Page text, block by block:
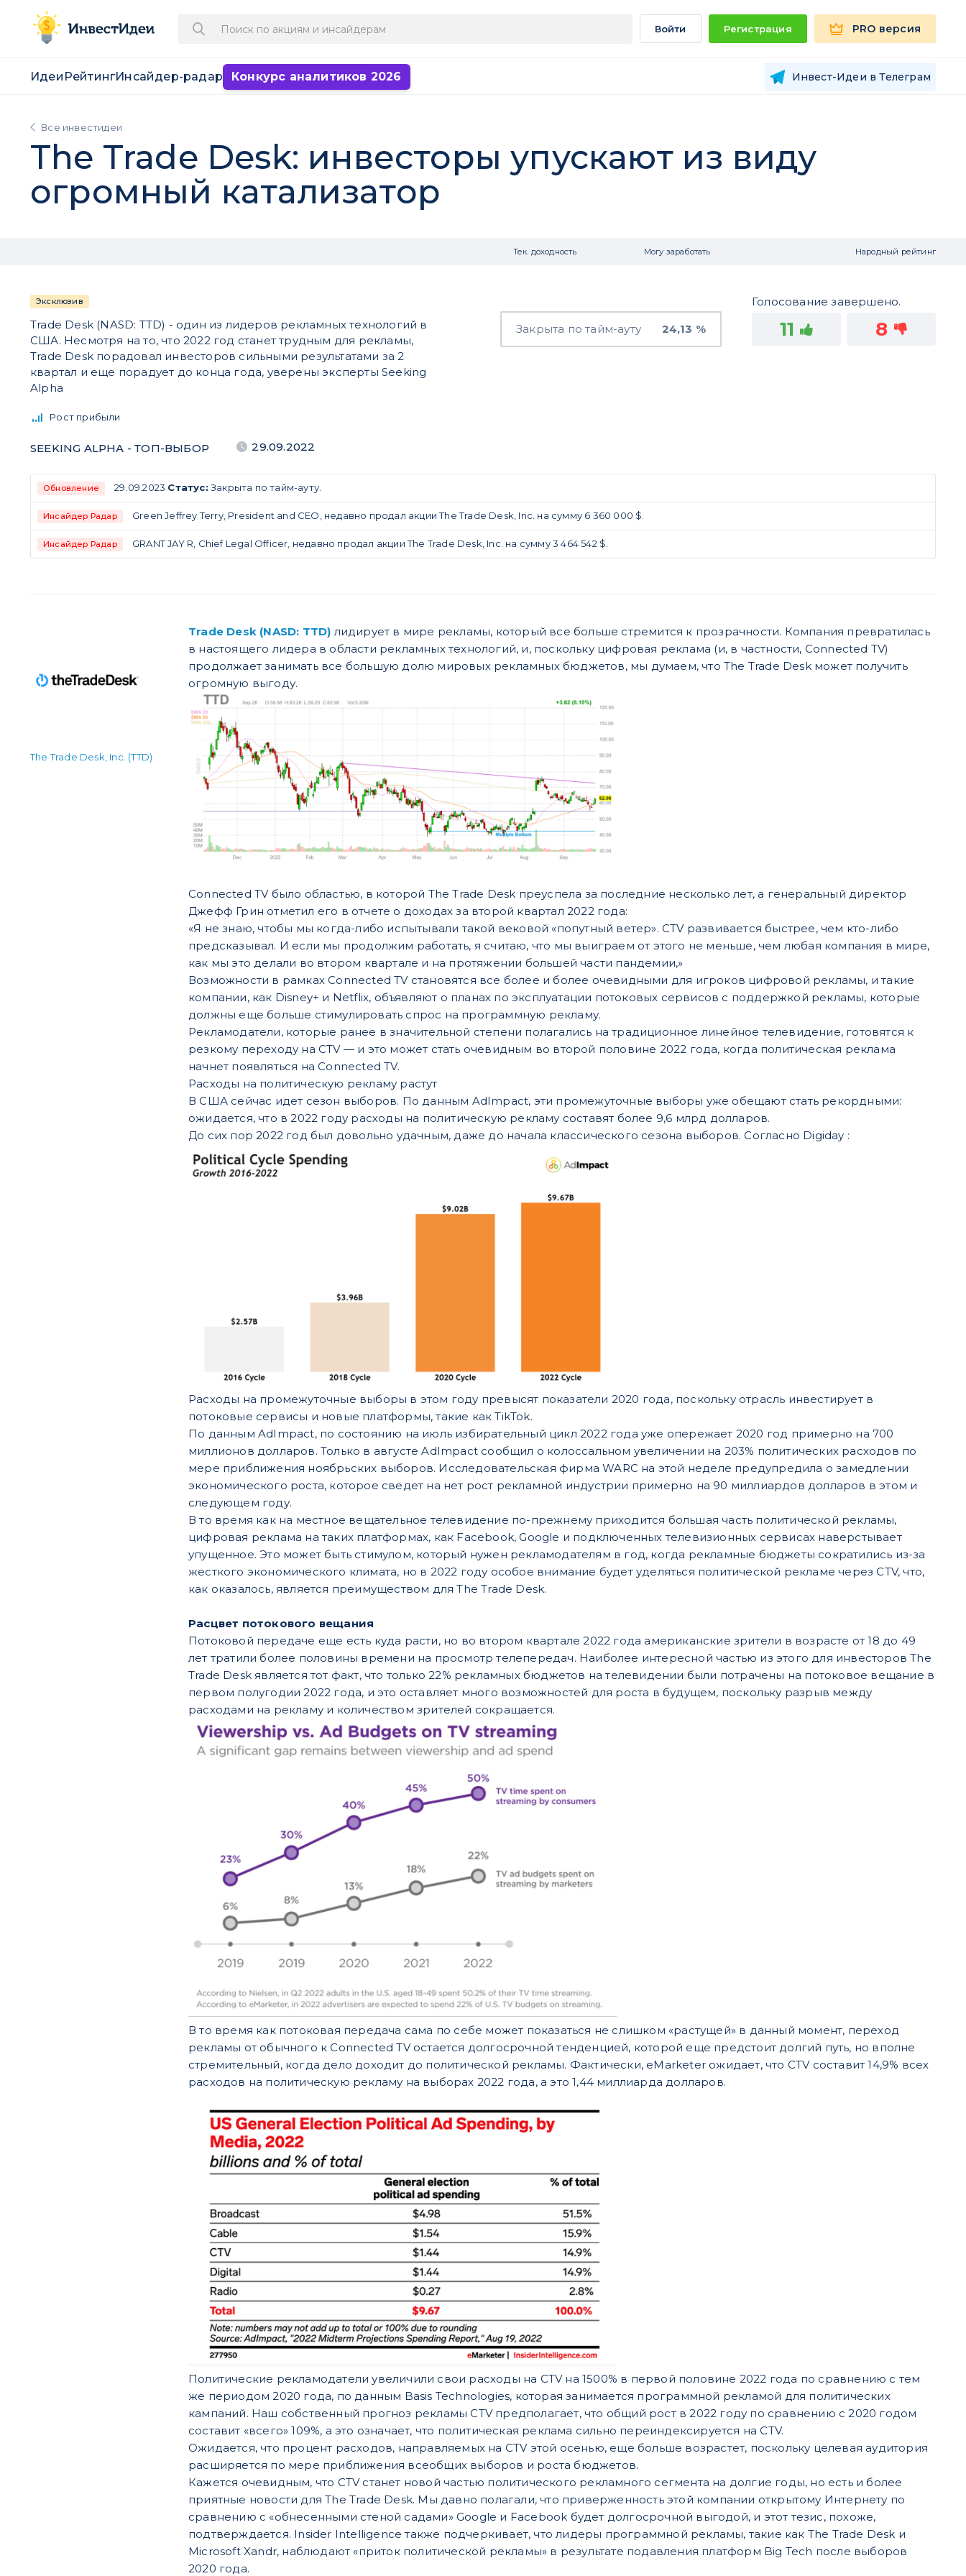
Войти Регистрация PRO версия
Идеи РейтингИнсайдер-радар Конкурс аналитиков 2026 Инвест-Идеи в Телеграм
Все инвестидеи
The Trade Desk: инвесторы упускают из виду
огромный катализатор
Тек. доходность Могу заработать Народный рейтинг
Эксклюзив
Trade Desk (NASD: TTD) - один из лидеров рекламных технологий в
США. Несмотря на то, что 2022 год станет трудным для рекламы,
Trade Desk порадовал инвесторов сильными результатами за 2
квартал и еще порадует до конца года, уверены эксперты Seeking
Alpha
Закрыта по тайм-ауту 24,13 %
Голосование завершено.
11 8
Рост прибыли
SEEKING ALPHA - ТОП-ВЫБОР 29.09.2022
Обновление 29.09.2023 Статус: Закрыта по тайм-ауту.
Инсайдер Радар Green Jeffrey Terry, President and CEO, недавно продал акции The Trade Desk, Inc. на сумму 6 360 000 $.
Инсайдер Радар GRANT JAY R, Chief Legal Officer, недавно продал акции The Trade Desk, Inc. на сумму 3 464 542 $.
The Trade Desk, Inc. (TTD)
Trade Desk (NASD: TTD) лидирует в мире рекламы, который все больше стремится к прозрачности. Компания превратилась
в настоящего лидера в области рекламных технологий, и, поскольку цифровая реклама (и, в частности, Connected TV)
продолжает занимать все большую долю мировых рекламных бюджетов, мы думаем, что The Trade Desk может получить
огромную выгоду.
Connected TV было областью, в которой The Trade Desk преуспела за последние несколько лет, а генеральный директор
Джефф Грин отметил его в отчете о доходах за второй квартал 2022 года:
«Я не знаю, чтобы мы когда-либо испытывали такой вековой «попутный ветер». CTV развивается быстрее, чем кто-либо
предсказывал. И если мы продолжим работать, я считаю, что мы выиграем от этого не меньше, чем любая компания в мире,
как мы это делали во втором квартале и на протяжении большей части пандемии,»
Возможности в рамках Connected TV становятся все более и более очевидными для игроков цифровой рекламы, и такие
компании, как Disney+ и Netflix, объявляют о планах по эксплуатации потоковых сервисов с поддержкой рекламы, которые
должны еще больше стимулировать спрос на программную рекламу.
Рекламодатели, которые ранее в значительной степени полагались на традиционное линейное телевидение, готовятся к
резкому переходу на CTV — и это может стать очевидным во второй половине 2022 года, когда политическая реклама
начнет появляться на Connected TV.
Расходы на политическую рекламу растут
В США сейчас идет сезон выборов. По данным AdImpact, эти промежуточные выборы уже обещают стать рекордными:
ожидается, что в 2022 году расходы на политическую рекламу составят более 9,6 млрд долларов.
До сих пор 2022 год был довольно удачным, даже до начала классического сезона выборов. Согласно Digiday :
Расходы на промежуточные выборы в этом году превысят показатели 2020 года, поскольку отрасль инвестирует в
потоковые сервисы и новые платформы, такие как TikTok.
По данным AdImpact, по состоянию на июль избирательный цикл 2022 года уже опережает 2020 год примерно на 700
миллионов долларов. Только в августе AdImpact сообщил о колоссальном увеличении на 203% политических расходов по
мере приближения ноябрьских выборов. Исследовательская фирма WARC на этой неделе предупредила о замедлении
экономического роста, которое сведет на нет рост рекламной индустрии примерно на 90 миллиардов долларов в этом и
следующем году.
В то время как на местное вещательное телевидение по-прежнему приходится большая часть политической рекламы,
цифровая реклама на таких платформах, как Facebook, Google и подключенных телевизионных сервисах наверстывает
упущенное. Это может быть стимулом, который нужен рекламодателям в год, когда рекламные бюджеты сократились из-за
жесткого экономического климата, но в 2022 году особое внимание будет уделяться политической рекламе через CTV, что,
как оказалось, является преимуществом для The Trade Desk.
Расцвет потокового вещания
Потоковой передаче еще есть куда расти, но во втором квартале 2022 года американские зрители в возрасте от 18 до 49
лет тратили более половины времени на просмотр телепередач. Наиболее интересной частью из этого для инвесторов The
Trade Desk является тот факт, что только 22% рекламных бюджетов на телевидении были потрачены на потоковое вещание в
первом полугодии 2022 года, и это оставляет много возможностей для роста в будущем, поскольку разрыв между
расходами на рекламу и количеством зрителей сокращается.
В то время как потоковая передача сама по себе может показаться не слишком «растущей» в данный момент, переход
рекламы от обычного к Connected TV остается долгосрочной тенденцией, которой еще предстоит долгий путь, но вполне
стремительный, когда дело доходит до политической рекламы. Фактически, eMarketer ожидает, что CTV составит 14,9% всех
расходов на политическую рекламу на выборах 2022 года, а это 1,44 миллиарда долларов.
Политические рекламодатели увеличили свои расходы на CTV на 1500% в первой половине 2022 года по сравнению с тем
же периодом 2020 года, по данным Basis Technologies, которая занимается программной рекламой для политических
кампаний. Наш собственный прогноз рекламы CTV предполагает, что общий рост в 2022 году по сравнению с 2020 годом
составит «всего» 109%, а это означает, что политическая реклама сильно переиндексируется на CTV.
Ожидается, что процент расходов, направляемых на CTV этой осенью, еще больше возрастет, поскольку целевая аудитория
расширяется по мере приближения всеобщих выборов и роста бюджетов.
Кажется очевидным, что CTV станет новой частью политического рекламного сегмента на долгие годы, но есть и более
приятные новости для The Trade Desk. Мы давно полагали, что приверженность этой компании открытому Интернету по
сравнению с «обнесенными стеной садами» Google и Facebook будет долгосрочной выгодой, и этот тезис, похоже,
подтверждается. Insider Intelligence также подчеркивает, что лидеры программной рекламы, такие как The Trade Desk и
Microsoft Xandr, наблюдают «приток политической рекламы» в результате подавления платформ Big Tech после выборов
2020 года.